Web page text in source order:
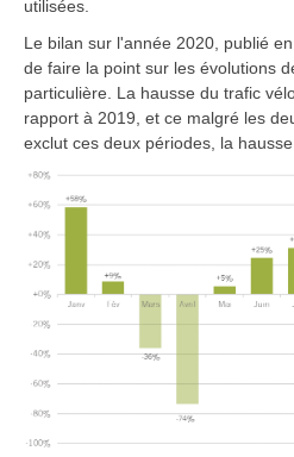
utilisées.
Le bilan sur l'année 2020, publié
de faire la point sur les évolutions
particulière. La hausse du trafic
rapport à 2019, et ce malgré les
exclut ces deux périodes, la